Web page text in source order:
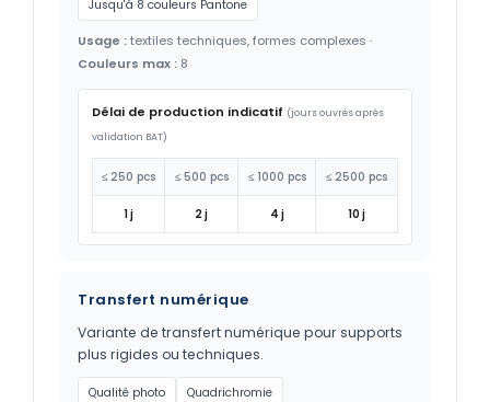
Jusqu'à 8 couleurs Pantone
Usage :textiles techniques, formes complexes ·
Couleurs max : 8
Délai de production indicatif (jours ouvrés après
validation BAT)
≤ 250 pcs ≤ 500 pcs ≤ 1000 pcs ≤ 2500 pcs
1 j 2 j 4 j 10 j
Transfert numérique
Variante de transfert numérique pour supports
plus rigides ou techniques.
Qualité photo
Quadrichromie